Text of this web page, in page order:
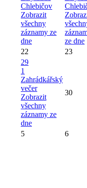
Chlebičov
Zobrazit
všechny
záznamy ze
dne
ze dne
22 23
29
1
Zahrádkářský
večer
Zobrazit
všechny
záznamy ze
dne
30
5 6